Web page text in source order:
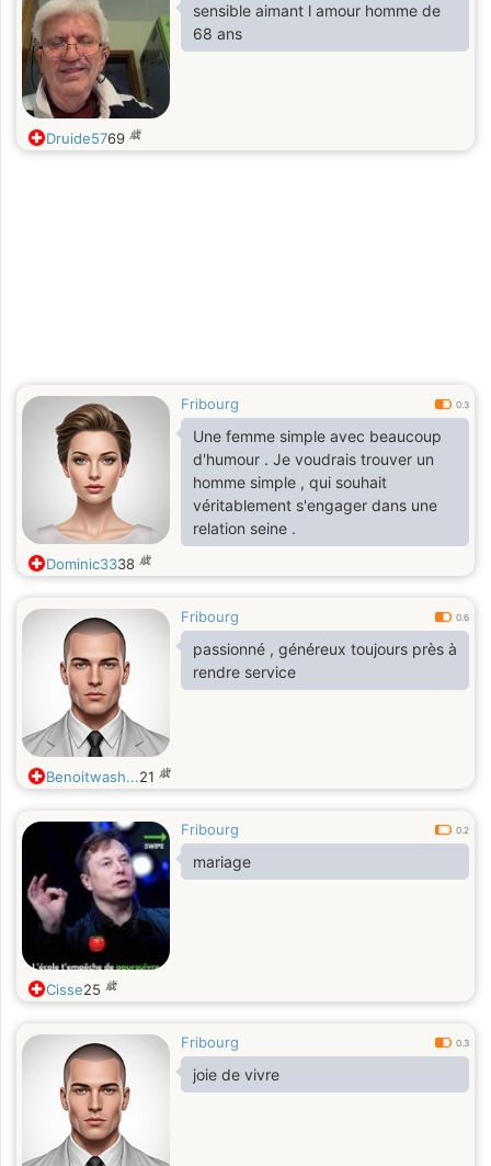
sensible aimant l amour homme de
68 ans
Druide5769 歳
Fribourg 0.3
Une femme simple avec beaucoup
d'humour . Je voudrais trouver un
homme simple , qui souhait
véritablement s'engager dans une
relation seine .
Dominic3338 歳
Fribourg 0.6
passionné , généreux toujours près à
rendre service
Benoitwash...21 歳
Fribourg 0.2
mariage
Cisse25 歳
Fribourg 0.3
joie de vivre